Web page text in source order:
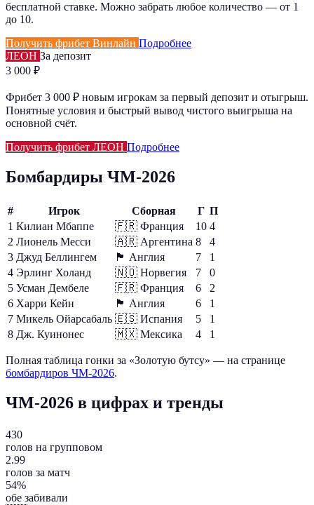
бесплатной ставке. Можно забрать любое количество — от 1
до 10.
Получить фрибет Винлайн Подробнее
ЛЕОН За депозит
3 000 ₽
Фрибет 3 000 ₽ новым игрокам за первый депозит и отыгрыш.
Понятные условия и быстрый вывод чистого выигрыша на
основной счёт.
Получить фрибет ЛЕОН Подробнее
Бомбардиры ЧМ-2026
# Игрок Сборная Г П
1 Килиан Мбаппе 🇫🇷 Франция 10 4
2 Лионель Месси 🇦🇷 Аргентина 8
4
3 Джуд Беллингем 🏴󠁧󠁢󠁥󠁮󠁧󠁿 Англия 7
1
4 Эрлинг Холанд 🇳🇴 Норвегия 7
0
5 Усман Дембеле 🇫🇷 Франция 6
2
6 Харри Кейн 🏴󠁧󠁢󠁥󠁮󠁧󠁿 Англия 6
1
7 Микель Ойарсабаль 🇪🇸 Испания 5
1
8 Дж. Куинонес 🇲🇽 Мексика 4 1
Полная таблица гонки за «Золотую бутсу» — на странице
бомбардиров ЧМ-2026.
ЧМ-2026 в цифрах и тренды
430
голов на групповом
2.99
голов за матч
54%
обе забивали